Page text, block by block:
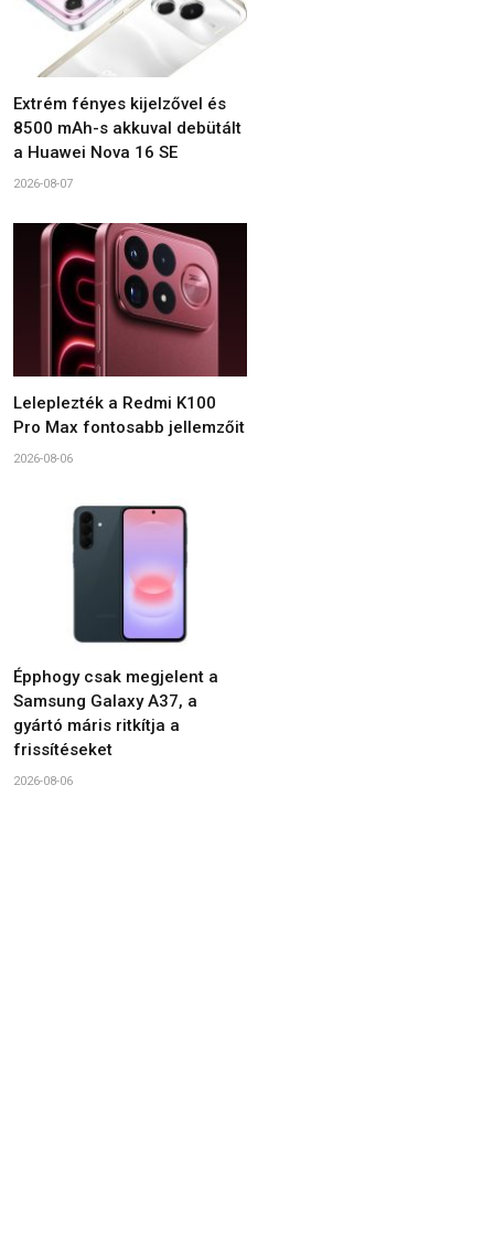
Extrém fényes kijelzővel és
8500 mAh-s akkuval debütált
a Huawei Nova 16 SE
2026-08-07
Leleplezték a Redmi K100
Pro Max fontosabb jellemzőit
2026-08-06
Épphogy csak megjelent a
Samsung Galaxy A37, a
gyártó máris ritkítja a
frissítéseket
2026-08-06